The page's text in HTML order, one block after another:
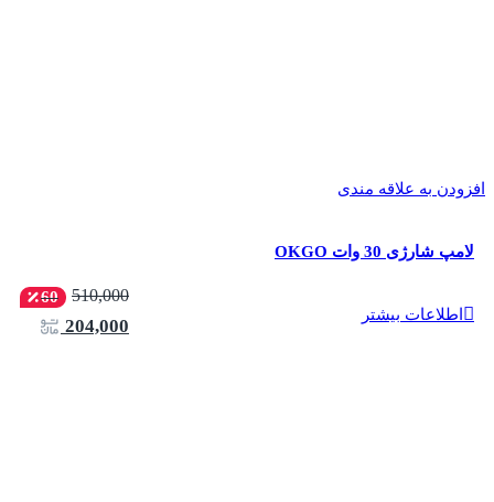
افزودن به علاقه مندی
لامپ شارژی 30 وات OKGO
اطلاعات بیشتر
510,000
60
204,000